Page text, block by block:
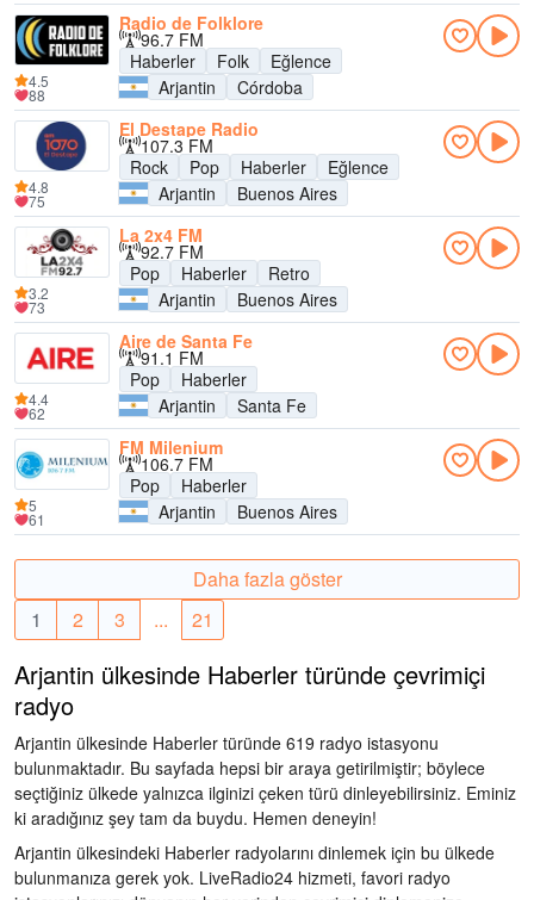
Radio de Folklore
96.7 FM
Haberler
Folk
Eğlence
Arjantin
Córdoba
4.5
88
El Destape Radio
107.3 FM
Rock
Pop Haberler
Eğlence
Arjantin
Buenos Aires
4.8
75
La 2x4 FM
92.7 FM
Pop
Haberler
Retro
Arjantin
Buenos Aires
3.2
73
Aire de Santa Fe
91.1 FM
Pop
Haberler
Arjantin
Santa Fe
4.4
62
FM Milenium
106.7 FM
Pop
Haberler
Arjantin
Buenos Aires
5
61
Daha fazla göster
1
2 3 ... 21
Arjantin ülkesinde Haberler türünde çevrimiçi
radyo
Arjantin ülkesinde Haberler türünde 619 radyo istasyonu
bulunmaktadır. Bu sayfada hepsi bir araya getirilmiştir; böylece
seçtiğiniz ülkede yalnızca ilginizi çeken türü dinleyebilirsiniz. Eminiz
ki aradığınız şey tam da buydu. Hemen deneyin!
Arjantin ülkesindeki Haberler radyolarını dinlemek için bu ülkede
bulunmanıza gerek yok. LiveRadio24 hizmeti, favori radyo